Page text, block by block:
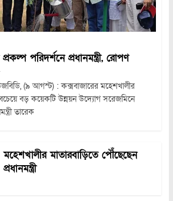
পরিদর্শনে প্রধানমন্ত্রী, রোপণ
(৯ আগস্ট) : কক্সবাজারের মহেশখালীর
বড় কয়েকটি উন্নয়ন উদ্যোগ সরেজমিনে
তারেক
মহেশখালীর মাতারবাড়িতে পৌঁছেছেন
প্রধানমন্ত্রী